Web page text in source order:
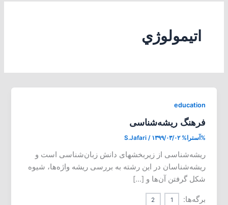
اتیمولوژي
education
فرهنگ ریشه‌شناسی
%آسترا% S.Jafari / ۱۳۹۹/۰۳/۰۲
ریشه‌شناسی از زیربخشهای دانش زبان‌شناسی است و
ریشه‌شناسان در این رشته به بررسی ریشه واژه‌ها، شیوه
شکل گرفتن آن‌ها و […]
برگه‌ها: 1
2